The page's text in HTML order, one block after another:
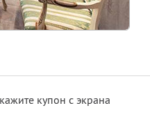
купон с экрана